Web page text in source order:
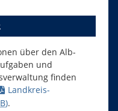
über den Alb-
und
finden
Landkreis-
).